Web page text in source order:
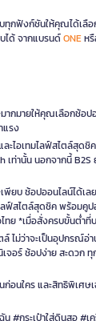
ทุกฟังก์ชันให้คุณได้เลื
บได้ จากแบรนด์ONEห
ากมายให้คุณเลือกช้อป
แรง
ะไอเทมไลฟ์สไตล์สุด
เท่านั้น นอกจากนี้ B2S
พียบ ช้อปออนไลน์ได้เ
ลฟ์สไตล์สุดชิค พร้อมคู
ทย *เมื่อสั่งครบขั้นต่ำ
ไม่ว่าจะเป็นอุปกรณ์อ่า
จอร์ ช้อปง่าย สะดวก
ก่อนใคร และสิทธิพิเศษ
#กระเป๋าใส่ดินสอ #เ